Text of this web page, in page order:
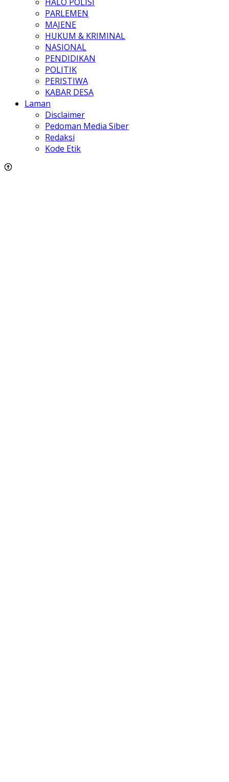
PARLEMEN
MAJENE
HUKUM & KRIMINAL
NASIONAL
PENDIDIKAN
POLITIK
PERISTIWA
KABAR DESA
Laman
Disclaimer
Pedoman Media Siber
Redaksi
Kode Etik